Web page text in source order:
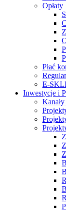
Opłaty
Płać
E-
Inwestycje i